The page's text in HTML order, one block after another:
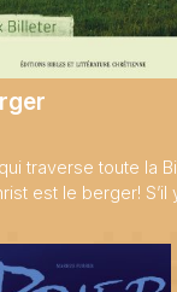
traverse toute la
est le berger! S’il